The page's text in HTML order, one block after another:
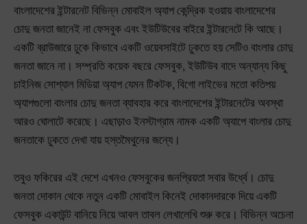
বাংলাদেশের ইন্টারনেট বিভিন্ন মোবাইল অ্যাপ কেন্দ্রিক হওয়ায় বাংলাদেশের
চোদু জনতা জানেই না ফেসবুক এবং ইউটিউবের বাইরে ইন্টারনেটে কি আছে।
একটি ব্রাউজারে ঢুকে কিভাবে একটি ওয়েবসাইটে ঢুকতে হয় সেটিও বাংলার চোদু
জনতা জানে না। সম্প্রতি কয়েক বছরে ফেসবুক, ইউটিউব বাদে অন্যান্য কিছু
চাইনিজ সোশ্যাল মিডিয়া অ্যাপ যেমন টিকটক, বিগো লাইভের মতো কতিপয়
অ্যাপগুলো বাংলার চোদু জনতা ব্যাবহার করে বাংলাদেশের ইন্টারনেটের অবস্থা
আরও ঘোলাটে করেছে। এছাড়াও ইনস্টাগ্রাম নামক একটি অ্যাপে বাংলার চোদু
জনতাকে ঢুকতে দেখা যায় হস্তমৈথুনের জন্যে।
তবুও ফকিরের এই দেশে এখনও ফেসবুকের জনপ্রিয়তা সবার উর্ধ্বে। চোদু
জনতা দোকান থেকে নতুন একটি মোবাইল কিনেই দোকানদারকে দিয়ে একটি
ফেসবুক একাউন্ট বানিয়ে নিয়ে আবল তাবল লেখালেখি শুরু করে। বিভিন্ন অচেনা